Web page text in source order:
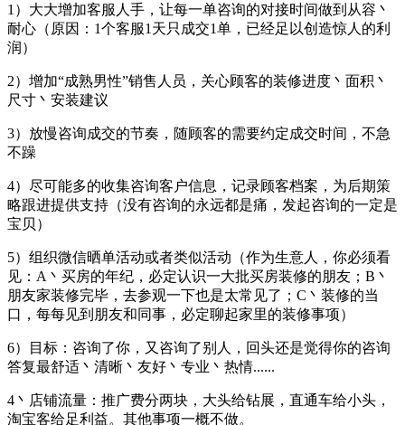
1）大大增加客服人手，让每一单咨询的对接时间做到从容丶
耐心（原因：1个客服1天只成交1单，已经足以创造惊人的利
润）
2）增加“成熟男性”销售人员，关心顾客的装修进度丶面积丶
尺寸丶安装建议
3）放慢咨询成交的节奏，随顾客的需要约定成交时间，不急
不躁
4）尽可能多的收集咨询客户信息，记录顾客档案，为后期策
略跟进提供支持（没有咨询的永远都是痛，发起咨询的一定是
宝贝）
5）组织微信晒单活动或者类似活动（作为生意人，你必须看
见：A丶买房的年纪，必定认识一大批买房装修的朋友；B丶
朋友家装修完毕，去参观一下也是太常见了；C丶装修的当
口，每每见到朋友和同事，必定聊起家里的装修事项）
6）目标：咨询了你，又咨询了别人，回头还是觉得你的咨询
答复最舒适丶清晰丶友好丶专业丶热情......
4丶店铺流量：推广费分两块，大头给钻展，直通车给小头，
淘宝客给足利益。其他事项一概不做。